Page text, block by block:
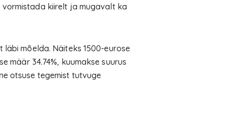
vormistada kiirelt ja mugavalt ka
mõelda. Näiteks 1500-eurose
määr 34.74%, kuumakse suurus
otsuse tegemist tutvuge